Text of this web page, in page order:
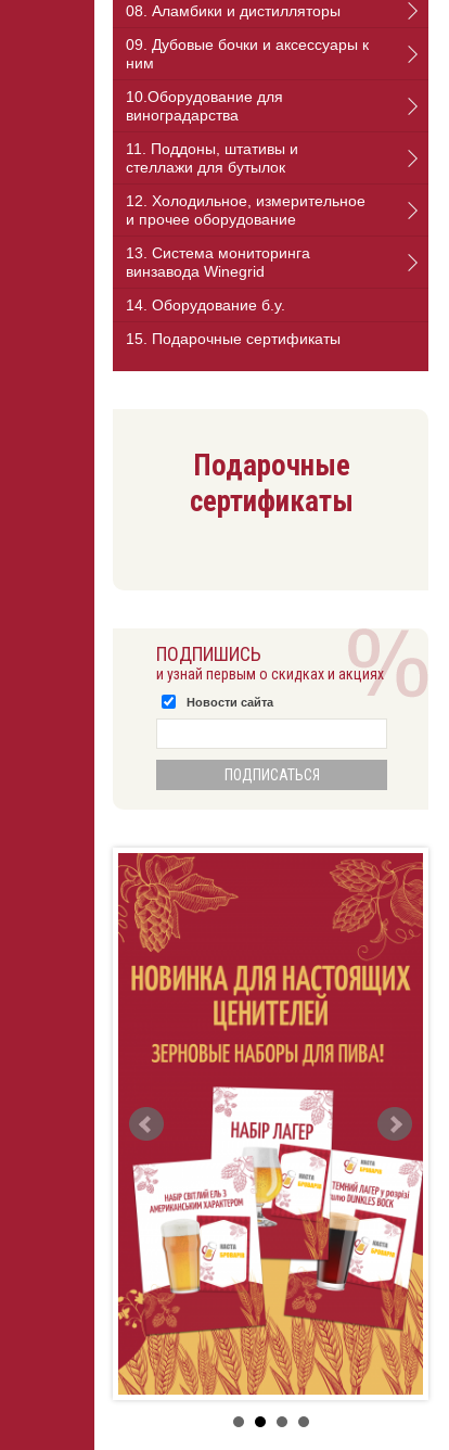
08. Аламбики и дистилляторы
09. Дубовые бочки и аксессуары к
ним
10.Оборудование для
виноградарства
11. Поддоны, штативы и
стеллажи для бутылок
12. Холодильное, измерительное
и прочее оборудование
13. Cистема мониторинга
винзавода Winegrid
14. Оборудование б.у.
15. Подарочные сертификаты
Подарочные
сертификаты
ПОДПИШИСЬ
и узнай первым о скидках и акциях
Новости сайта